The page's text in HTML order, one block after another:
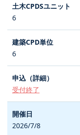
6
6
受付終了
2026/7/8